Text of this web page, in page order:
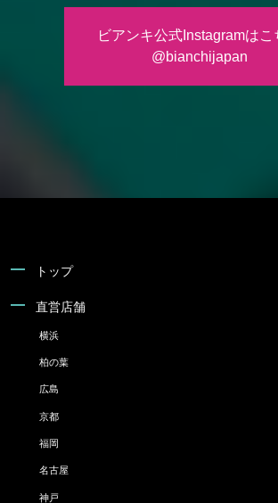
ビアンキ公式Instagramはこ
@bianchijapan
トップ
直営店舗
横浜
柏の葉
広島
京都
福岡
名古屋
神戸